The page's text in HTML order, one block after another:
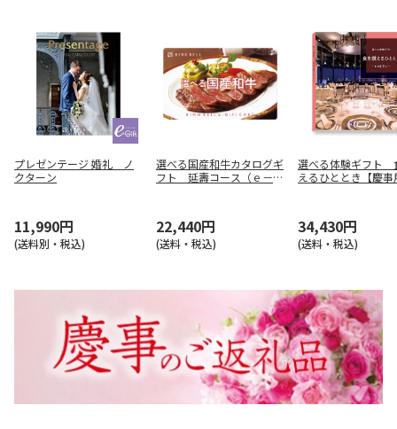
プレゼンテージ 婚礼 ノ
クターン
11,990円
(送料別・税込)
選べる国産和牛カタログギ
フト 延壽コース（ｅ－Ｇ
22,440円
(送料・税込)
選べる体験ギフト
えるひととき【慶事
34,430円
(送料・税込)